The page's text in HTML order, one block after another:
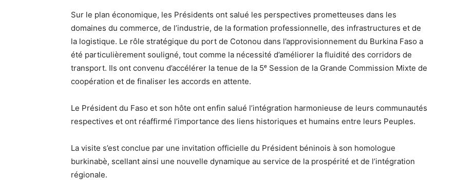
Sur le plan économique, les Présidents ont salué les perspectives prometteuses dans les
domaines du commerce, de l’industrie, de la formation professionnelle, des infrastructures et de
la logistique. Le rôle stratégique du port de Cotonou dans l’approvisionnement du Burkina Faso a
été particulièrement souligné, tout comme la nécessité d’améliorer la fluidité des corridors de
transport. Ils ont convenu d’accélérer la tenue de la 5ᵉ Session de la Grande Commission Mixte de
coopération et de finaliser les accords en attente.
Le Président du Faso et son hôte ont enfin salué l’intégration harmonieuse de leurs communautés
respectives et ont réaffirmé l’importance des liens historiques et humains entre leurs Peuples.
La visite s’est conclue par une invitation officielle du Président béninois à son homologue
burkinabè, scellant ainsi une nouvelle dynamique au service de la prospérité et de l’intégration
régionale.